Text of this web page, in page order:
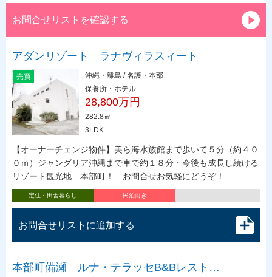
お問合せリストを確認する
アダンリゾート ラナヴィラスィート
売買
沖縄・離島 / 名護・本部
保養所・ホテル
28,800万円
282.8㎡
3LDK
【オーナーチェンジ物件】美ら海水族館まで歩いて５分（約４０
０ｍ）ジャングリア沖縄まで車で約１８分・今後も成長し続ける
リゾート観光地 本部町！ お問合せお気軽にどうぞ！
定住・田舎暮らし 民泊向き
お問合せリストに追加する
本部町備瀬 ルナ・テラッセB&Bレスト…